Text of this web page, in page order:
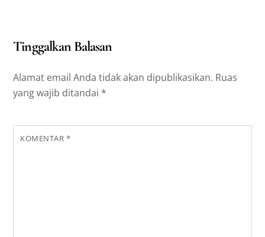
Tinggalkan Balasan
Alamat email Anda tidak akan dipublikasikan. Ruas
yang wajib ditandai *
KOMENTAR*